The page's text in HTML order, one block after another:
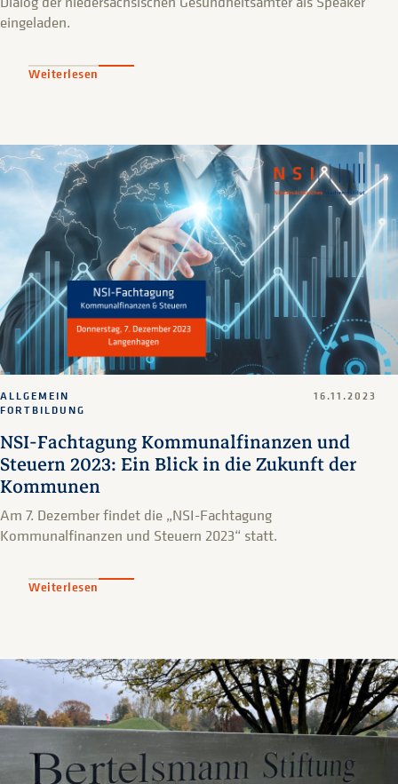
eingeladen.
Weiterlesen
NSI-Fachtagung Kommunalfinanzen und
Steuern 2023: Ein Blick in die Zukunft der
Kommunen
ALLGEMEIN
FORTBILDUNG
16.11.2023
Am 7. Dezember findet die „NSI-Fachtagung
Kommunalfinanzen und Steuern 2023“ statt.
Weiterlesen